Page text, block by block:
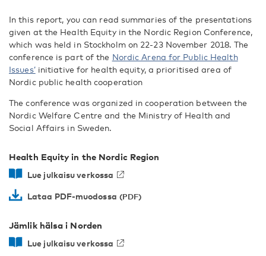
In this report, you can read summaries of the presentations
given at the Health Equity in the Nordic Region Conference,
which was held in Stockholm on 22-23 November 2018. The
conference is part of the Nordic Arena for Public Health
Issues’initiative for health equity, a prioritised area of
Nordic public health cooperation
The conference was organized in cooperation between the
Nordic Welfare Centre and the Ministry of Health and
Social Affairs in Sweden.
Health Equity in the Nordic Region
Lue julkaisu verkossa
Lataa PDF-muodossa
Jämlik hälsa i Norden
Lue julkaisu verkossa